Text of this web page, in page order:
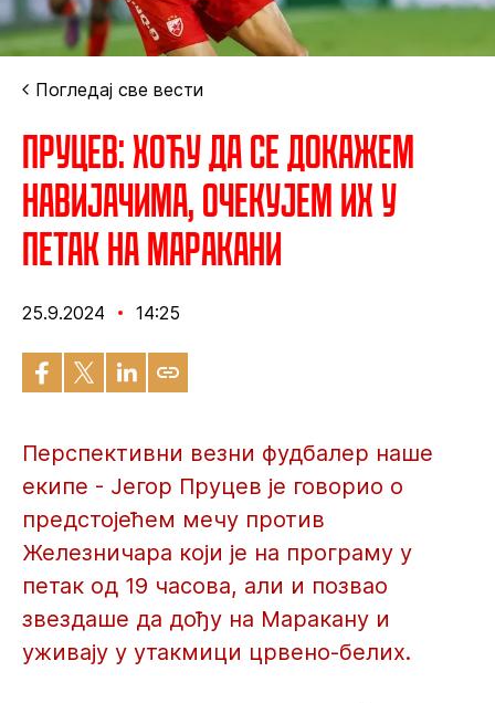
Погледај све вести
Пруцев: Хоћу да се докажем
навијачима, очекујем их у
петак на Маракани
25.9.2024 14:25
Перспективни везни фудбалер наше
екипе - Јегор Пруцев је говорио о
предстојећем мечу против
Железничара који је на програму у
петак од 19 часова, али и позвао
звездаше да дођу на Маракану и
уживају у утакмици црвено-белих.